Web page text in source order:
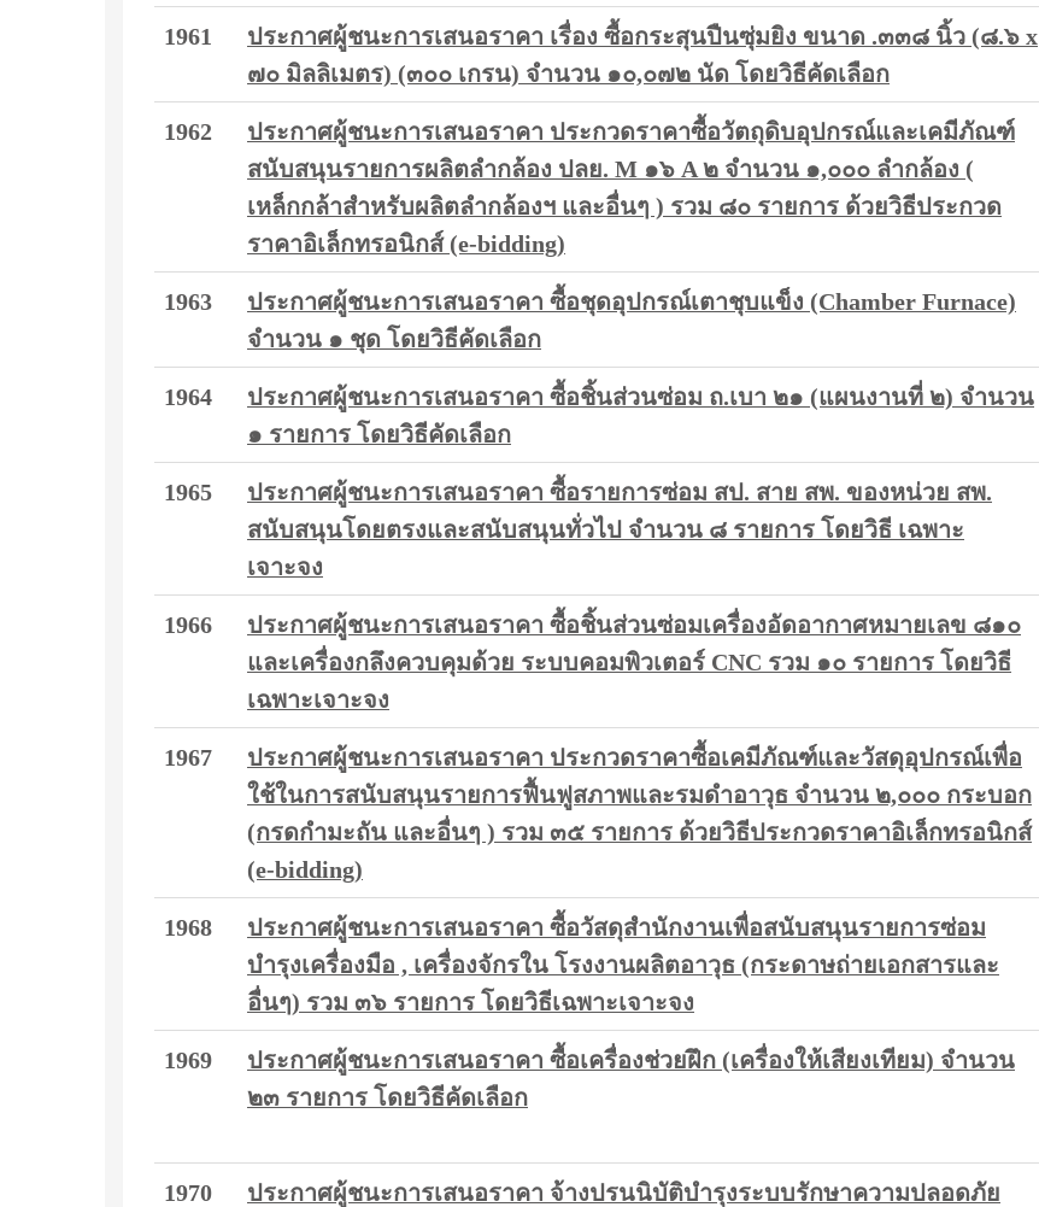
1961
ประกาศผู้ชนะการเสนอราคา เรื่อง ซื้อกระสุนปืนซุ่มยิง ขนาด .๓๓๘ นิ้ว (๘.๖ x
๗๐ มิลลิเมตร) (๓๐๐ เกรน) จำนวน ๑๐,๐๗๒ นัด โดยวิธีคัดเลือก
1962
ประกาศผู้ชนะการเสนอราคา ประกวดราคาซื้อวัตถุดิบอุปกรณ์และเคมีภัณฑ์
สนับสนุนรายการผลิตลำกล้อง ปลย. M ๑๖ A ๒ จำนวน ๑,๐๐๐ ลำกล้อง (
เหล็กกล้าสำหรับผลิตลำกล้องฯ และอื่นๆ ) รวม ๘๐ รายการ ด้วยวิธีประกวด
ราคาอิเล็กทรอนิกส์ (e-bidding)
1963
ประกาศผู้ชนะการเสนอราคา ซื้อชุดอุปกรณ์เตาชุบแข็ง (Chamber Furnace)
จำนวน ๑ ชุด โดยวิธีคัดเลือก
1964
ประกาศผู้ชนะการเสนอราคา ซื้อชิ้นส่วนซ่อม ถ.เบา ๒๑ (แผนงานที่ ๒) จำนวน
๑ รายการ โดยวิธีคัดเลือก
1965
ประกาศผู้ชนะการเสนอราคา ซื้อรายการซ่อม สป. สาย สพ. ของหน่วย สพ.
สนับสนุนโดยตรงและสนับสนุนทั่วไป จำนวน ๘ รายการ โดยวิธี เฉพาะ
เจาะจง
1966
ประกาศผู้ชนะการเสนอราคา ซื้อชิ้นส่วนซ่อมเครื่องอัดอากาศหมายเลข ๘๑๐
และเครื่องกลึงควบคุมด้วย ระบบคอมพิวเตอร์ CNC รวม ๑๐ รายการ โดยวิธี
เฉพาะเจาะจง
1967
ประกาศผู้ชนะการเสนอราคา ประกวดราคาซื้อเคมีภัณฑ์และวัสดุอุปกรณ์เพื่อ
ใช้ในการสนับสนุนรายการฟื้นฟูสภาพและรมดำอาวุธ จำนวน ๒,๐๐๐ กระบอก
(กรดกำมะถัน และอื่นๆ ) รวม ๓๕ รายการ ด้วยวิธีประกวดราคาอิเล็กทรอนิกส์
(e-bidding)
1968
ประกาศผู้ชนะการเสนอราคา ซื้อวัสดุสำนักงานเพื่อสนับสนุนรายการซ่อม
บำรุงเครื่องมือ , เครื่องจักรใน โรงงานผลิตอาวุธ (กระดาษถ่ายเอกสารและ
อื่นๆ) รวม ๓๖ รายการ โดยวิธีเฉพาะเจาะจง
1969
ประกาศผู้ชนะการเสนอราคา ซื้อเครื่องช่วยฝึก (เครื่องให้เสียงเทียม) จำนวน
๒๓ รายการ โดยวิธีคัดเลือก
1970
ประกาศผู้ชนะการเสนอราคา จ้างปรนนิบัติบำรุงระบบรักษาความปลอดภัย